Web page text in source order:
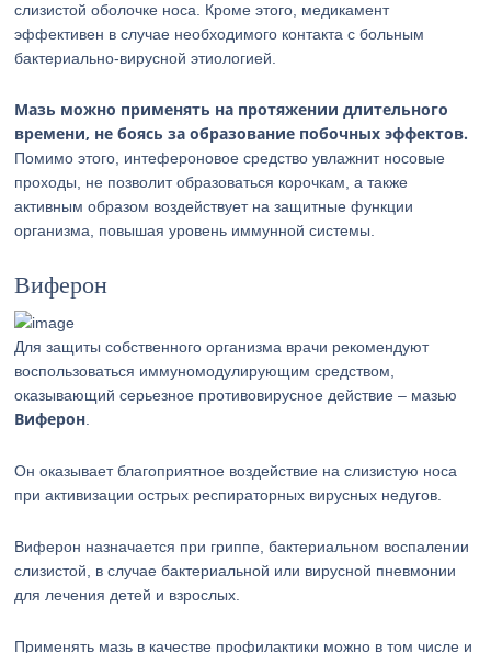
слизистой оболочке носа. Кроме этого, медикамент
эффективен в случае необходимого контакта с больным
бактериально-вирусной этиологией.
Мазь можно применять на протяжении длительного
времени, не боясь за образование побочных эффектов.
Помимо этого, интефероновое средство увлажнит носовые
проходы, не позволит образоваться корочкам, а также
активным образом воздействует на защитные функции
организма, повышая уровень иммунной системы.
Виферон
Для защиты собственного организма врачи рекомендуют
воспользоваться иммуномодулирующим средством,
оказывающий серьезное противовирусное действие – мазью
Виферон
Он оказывает благоприятное воздействие на слизистую носа
при активизации острых респираторных вирусных недугов.
Виферон назначается при гриппе, бактериальном воспалении
слизистой, в случае бактериальной или вирусной пневмонии
для лечения детей и взрослых.
Применять мазь в качестве профилактики можно в том числе и